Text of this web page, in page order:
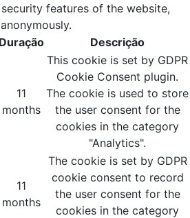
features of the website,
anonymously.
Duração Descrição
11
months
This cookie is set by GDPR
Cookie Consent plugin.
The cookie is used to store
the user consent for the
cookies in the category
"Analytics".
11
months
The cookie is set by GDPR
cookie consent to record
the user consent for the
cookies in the category